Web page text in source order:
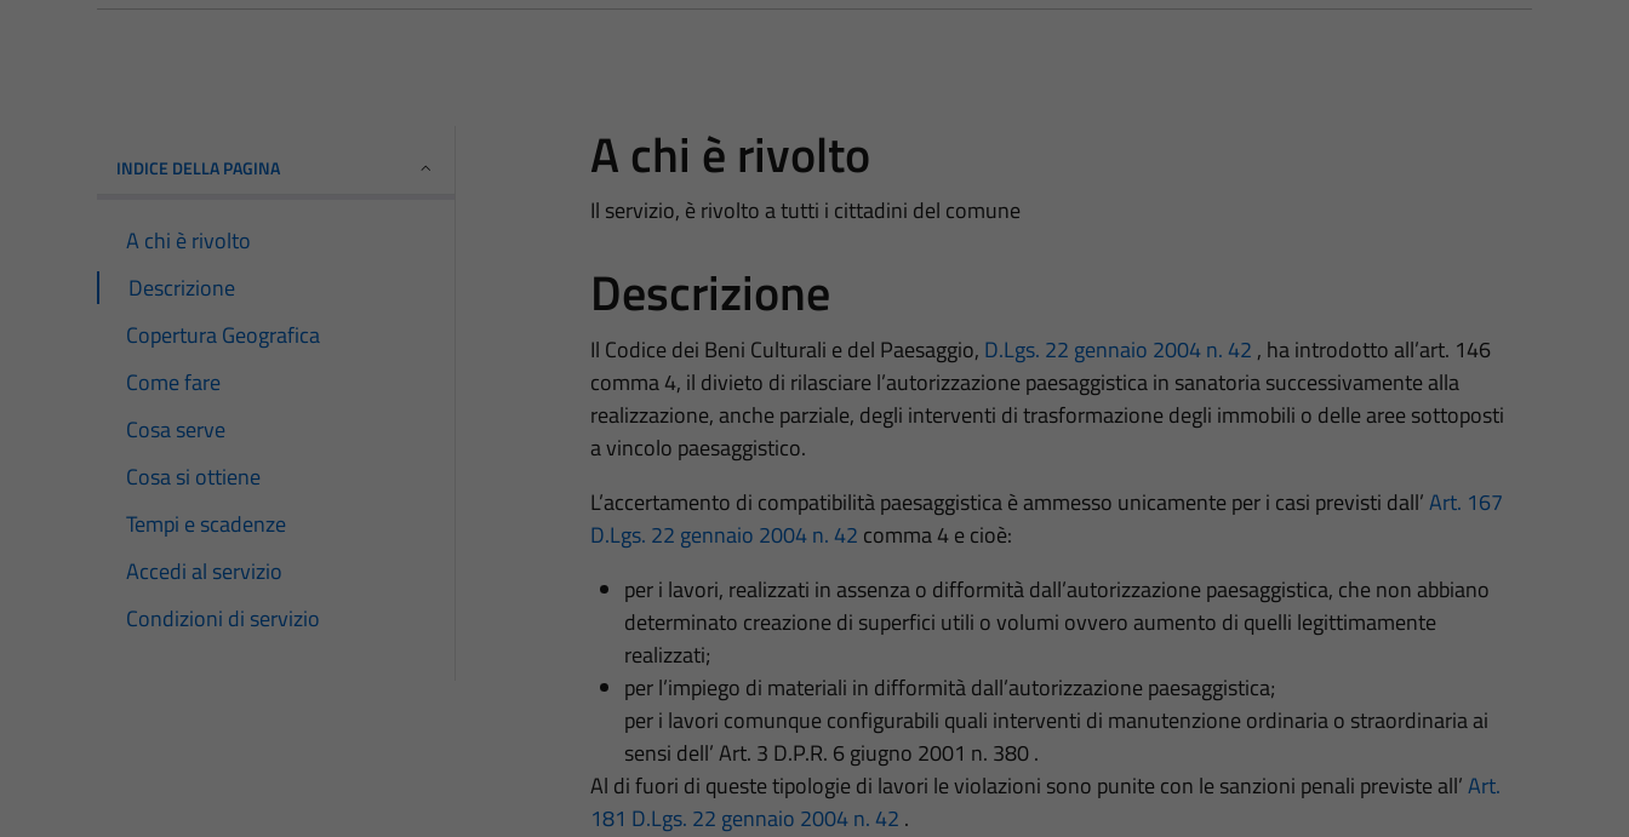
INDICE DELLA PAGINA
A chi è rivolto
Descrizione
Copertura Geografica
Come fare
Cosa serve
Cosa si ottiene
Tempi e scadenze
Accedi al servizio
Condizioni di servizio
A chi è rivolto
Il servizio, è rivolto a tutti i cittadini del comune
Descrizione
Il Codice dei Beni Culturali e del Paesaggio, D.Lgs. 22 gennaio 2004 n. 42 , ha introdotto all’art. 146
comma 4, il divieto di rilasciare l’autorizzazione paesaggistica in sanatoria successivamente alla
realizzazione, anche parziale, degli interventi di trasformazione degli immobili o delle aree sottoposti
a vincolo paesaggistico.
L’accertamento di compatibilità paesaggistica è ammesso unicamente per i casi previsti dall’Art. 167
D.Lgs. 22 gennaio 2004 n. 42 comma 4 e cioè:
per i lavori, realizzati in assenza o difformità dall’autorizzazione paesaggistica, che non abbiano
determinato creazione di superfici utili o volumi ovvero aumento di quelli legittimamente
realizzati;
per l’impiego di materiali in difformità dall’autorizzazione paesaggistica;
per i lavori comunque configurabili quali interventi di manutenzione ordinaria o straordinaria ai
sensi dell’ Art. 3 D.P.R. 6 giugno 2001 n. 380 .
Al di fuori di queste tipologie di lavori le violazioni sono punite con le sanzioni penali previste all’Art.
181 D.Lgs. 22 gennaio 2004 n. 42 .